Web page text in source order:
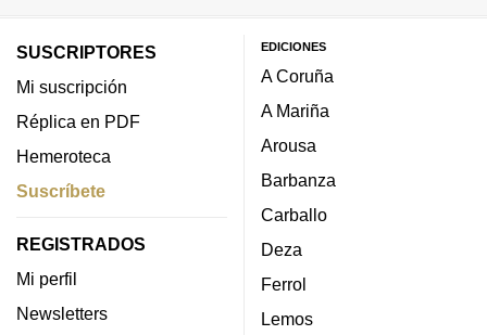
SUSCRIPTORES
Mi suscripción
Réplica en PDF
Hemeroteca
Suscríbete
REGISTRADOS
Mi perfil
Newsletters
EDICIONES
A Coruña
A Mariña
Arousa
Barbanza
Carballo
Deza
Ferrol
Lemos